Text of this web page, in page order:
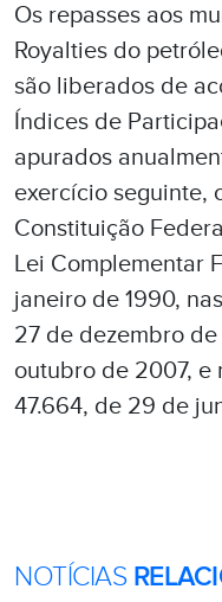
Os repasses aos
Royalties do
são liberados de
Índices de
apurados
exercício seguinte,
Constituição
Lei Complementar
janeiro de 1990,
27 de dezembro de
outubro de 2007, e
47.664, de 29 de
NOTÍCIAS